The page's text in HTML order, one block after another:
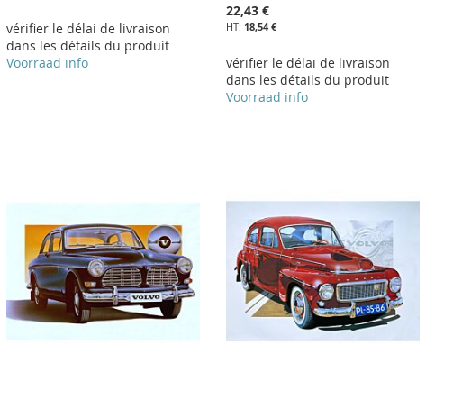
vérifier le délai de livraison
dans les détails du produit
Voorraad info
22,43 €
18,54 €
vérifier le délai de livraison
dans les détails du produit
Voorraad info